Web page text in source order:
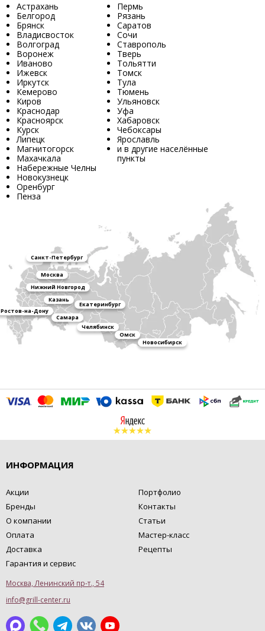
Астрахань
Белгород
Брянск
Владисвосток
Волгоград
Воронеж
Иваново
Ижевск
Иркутск
Кемерово
Киров
Краснодар
Красноярск
Курск
Липецк
Магнитогорск
Махачкала
Набережные Челны
Новокузнецк
Оренбург
Пенза
Пермь
Рязань
Саратов
Сочи
Ставрополь
Тверь
Тольятти
Томск
Тула
Тюмень
Ульяновск
Уфа
Хабаровск
Чебоксары
Ярославль
и в другие населённые
пункты
Санкт-Петербург
Москва
Нижний Новгород
Казань
Екатеринбург
Ростов-на-Дону
Самара
Челябинск
Омск
Новосибирск
ИНФОРМАЦИЯ
Акции
Бренды
О компании
Оплата
Доставка
Гарантия и сервис
Портфолио
Контакты
Статьи
Мастер-класс
Рецепты
Москва, Ленинский пр-т., 54
info@grill-center.ru